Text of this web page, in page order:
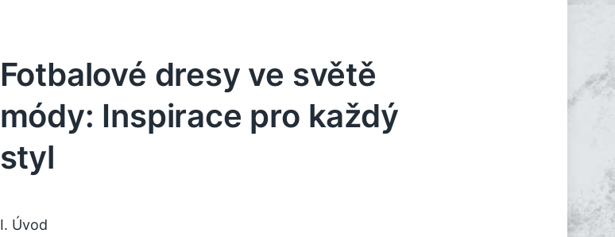
Fotbalové dresy ve světě
módy: Inspirace pro každý
styl
I. Úvod